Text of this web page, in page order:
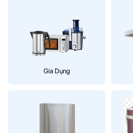
Gia Dụng